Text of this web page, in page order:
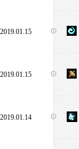
2019.01.15
2019.01.15
2019.01.14